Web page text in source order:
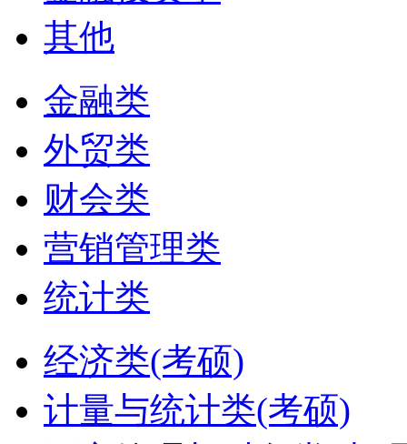
其他
金融类
外贸类
财会类
营销管理类
统计类
经济类(考硕)
计量与统计类(考硕)